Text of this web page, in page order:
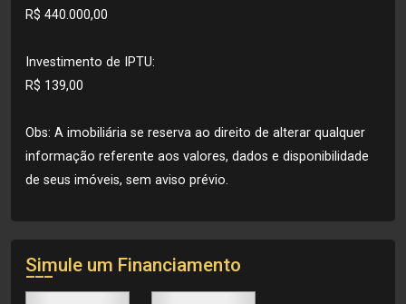
R$ 440.000,00
Investimento de IPTU:
R$ 139,00
Obs: A imobiliária se reserva ao direito de alterar qualquer
informação referente aos valores, dados e disponibilidade
de seus imóveis, sem aviso prévio.
Simule um Financiamento